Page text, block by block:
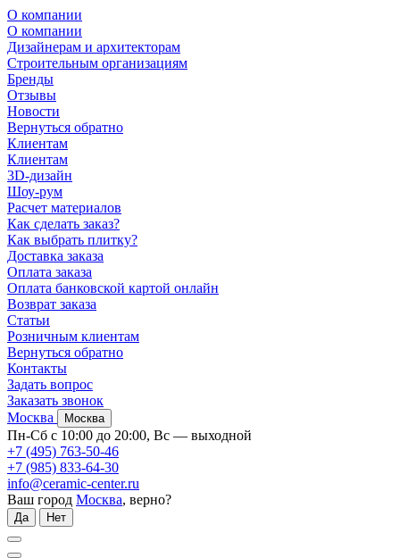
О компании
О компании
Дизайнерам и архитекторам
Строительным организациям
Бренды
Отзывы
Новости
Вернуться обратно
Клиентам
Клиентам
3D-дизайн
Шоу-рум
Расчет материалов
Как сделать заказ?
Как выбрать плитку?
Доставка заказа
Оплата заказа
Оплата банковской картой онлайн
Возврат заказа
Статьи
Розничным клиентам
Вернуться обратно
Контакты
Задать вопрос
Заказать звонок
Москва
Москва
Пн-Сб с 10:00 до 20:00, Вс — выходной
+7 (495) 763-50-46
+7 (985) 833-64-30
info@ceramic-center.ru
Ваш город Москва, верно?
Да Нет